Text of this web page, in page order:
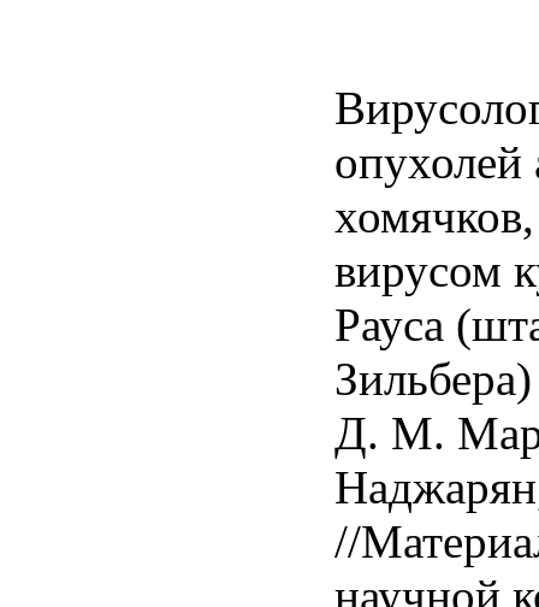
опухолей
вирусом
Рауса
Д. М.
//
научной